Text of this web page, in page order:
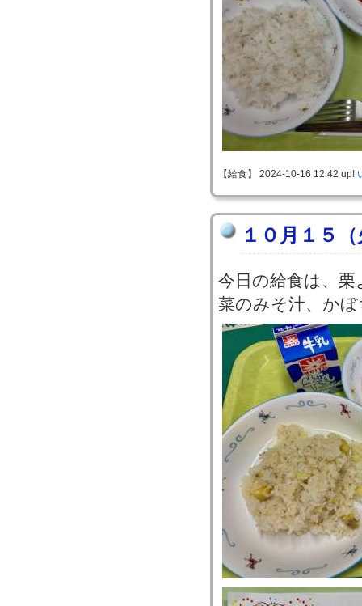
【給食】 2024-10-16 12:42 up!
１０月１５
今日の給食は、
菜のみそ汁、か